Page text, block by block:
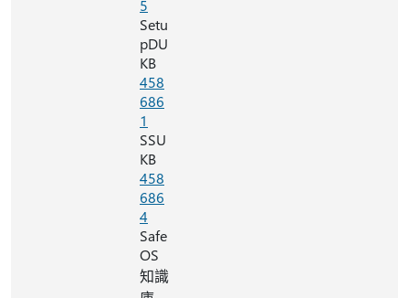
5
Setu
pDU
KB
458
686
1
SSU
KB
458
686
4
Safe
OS
知識